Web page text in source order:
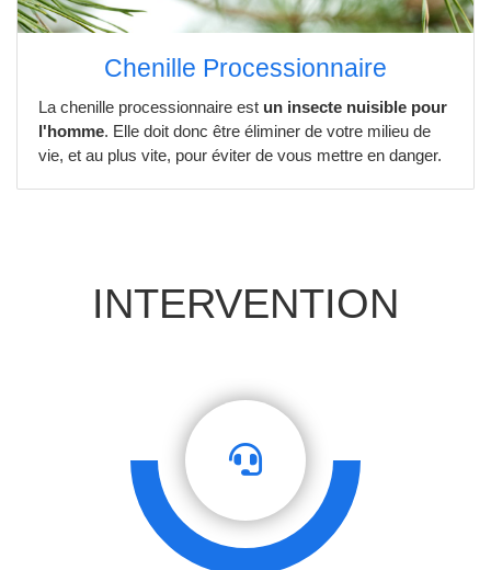
Chenille Processionnaire
La chenille processionnaire est un insecte nuisible pour
l'homme. Elle doit donc être éliminer de votre milieu de
vie, et au plus vite, pour éviter de vous mettre en danger.
INTERVENTION